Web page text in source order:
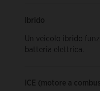
Ibrido
Un veicolo ibrido
batteria elettrica.
ICE (motore a